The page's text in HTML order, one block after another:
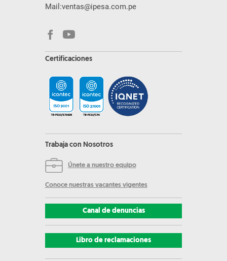
Mail:ventas@ipesa.com.pe
Certificaciones
Trabaja con Nosotros
Únete a nuestro equipo
Conoce nuestras vacantes vigentes
Canal de denuncias
Libro de reclamaciones